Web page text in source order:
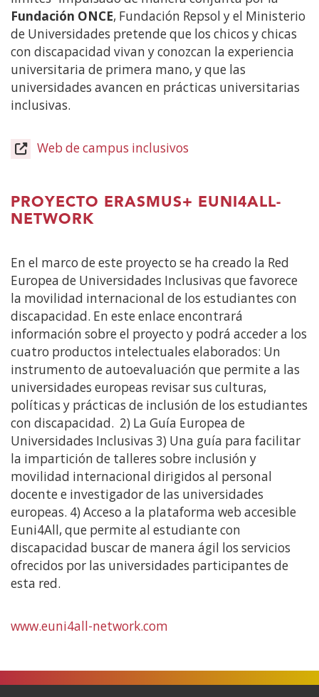
Fundación ONCE, Fundación Repsol y el Ministerio
de Universidades pretende que los chicos y chicas
con discapacidad vivan y conozcan la experiencia
universitaria de primera mano, y que las
universidades avancen en prácticas universitarias
inclusivas.
Web de campus inclusivos
ventana)
PROYECTO ERASMUS+ EUNI4ALL-
NETWORK
En el marco de este proyecto se ha creado la Red
Europea de Universidades Inclusivas que favorece
la movilidad internacional de los estudiantes con
discapacidad. En este enlace encontrará
información sobre el proyecto y podrá acceder a los
cuatro productos intelectuales elaborados: Un
instrumento de autoevaluación que permite a las
universidades europeas revisar sus culturas,
políticas y prácticas de inclusión de los estudiantes
con discapacidad. 2) La Guía Europea de
Universidades Inclusivas 3) Una guía para facilitar
la impartición de talleres sobre inclusión y
movilidad internacional dirigidos al personal
docente e investigador de las universidades
europeas. 4) Acceso a la plataforma web accesible
Euni4All, que permite al estudiante con
discapacidad buscar de manera ágil los servicios
ofrecidos por las universidades participantes de
esta red.
www.euni4all-network.com